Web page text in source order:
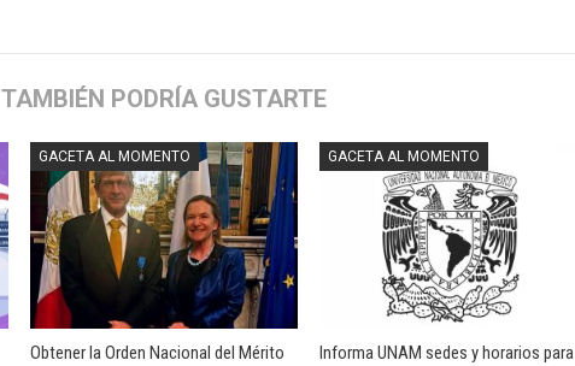
TAMBIÉN PODRÍA GUSTARTE
GACETA AL MOMENTO
Obtener la Orden Nacional del Mérito
GACETA AL MOMENTO
Informa UNAM sedes y horarios para